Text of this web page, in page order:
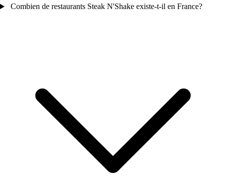
Combien de restaurants Steak N'Shake existe-t-il en France?